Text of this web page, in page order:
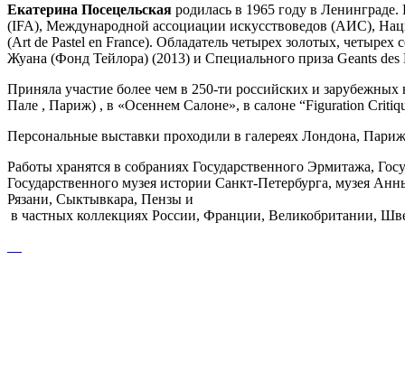
Екатерина Посецельская родилась в 1965 году в
(IFA), Международной ассоциации искусствоведов (АИС),
(Art de Pastel en France). Обладатель четырех золотых,
Жуана (Фонд Тейлора) (2013) и Специального приза Geants
Приняла участие более чем в 250-ти российских и
Пале , Париж) , в «Осеннем Салоне», в салоне “Figuration
Персональные выставки проходили в галереях Лондона,
Работы хранятся в собраниях Государственного Эрмитажа,
Государственного музея истории Санкт-Петербурга, музея
Рязани, Сыктывкара, Пензы и
в частных коллекциях России, Франции, Великобритании,